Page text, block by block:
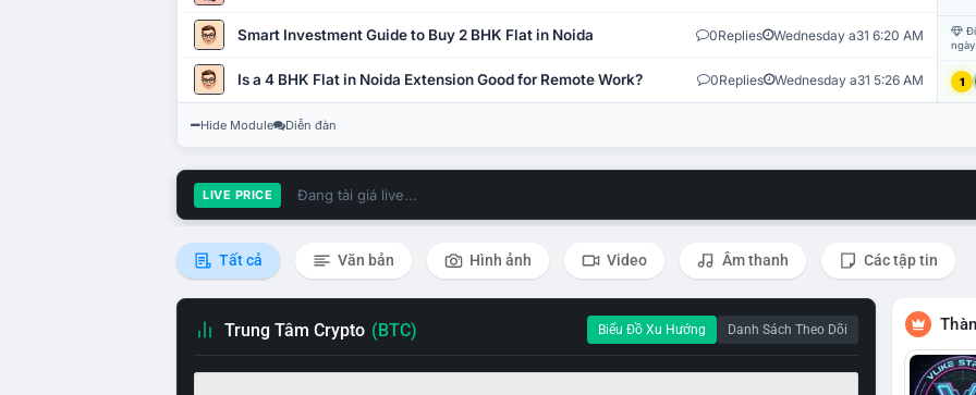
Smart Investment Guide to Buy 2 BHK Flat in Noida 0Replies Wednesday a31 6:20 AM
Is a 4 BHK Flat in Noida Extension Good for Remote Work? 0Replies Wednesday a31 5:26 AM 1
Hide Module Diễn đàn
LIVE PRICE Đang tải giá live...
Tất cả Văn bản Hình ảnh Video Âm thanh Các tập tin
Trung Tâm Crypto (BTC) Biểu Đồ Xu Hướng Danh Sách Theo Dõi